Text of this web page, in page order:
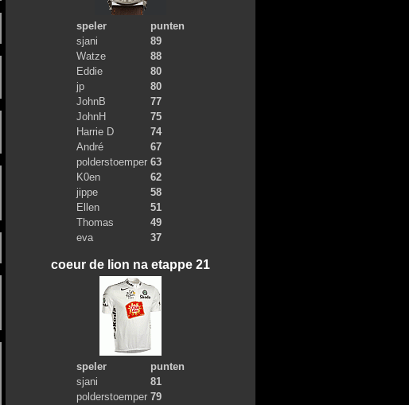
speler
punten
sjani
89
Watze
88
Eddie
80
jp
80
JohnB
77
JohnH
75
Harrie D
74
André
67
polderstoemper 63
K0en
62
jippe
58
Ellen
51
Thomas
49
eva
37
coeur de lion na etappe 21
speler
punten
sjani
81
polderstoemper 79